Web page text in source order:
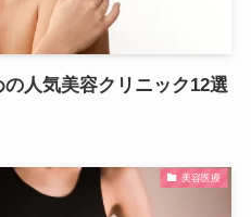
人気美容クリニック12選
美容医療